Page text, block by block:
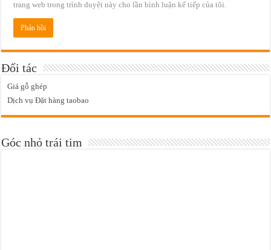
trang web trong trình duyệt này cho lần bình luận kế tiếp của tôi.
Đối tác
Giá gỗ ghép
Dịch vụ Đặt hàng taobao
Góc nhỏ trái tim